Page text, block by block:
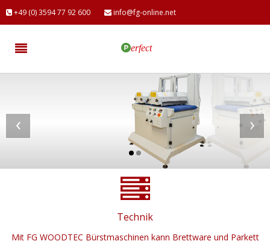
+49 (0) 3594 77 92 600 info@fg-online.net
erfect
›
‹
Technik
Mit FG WOODTEC Bürstmaschinen kann Brettware und Parkett